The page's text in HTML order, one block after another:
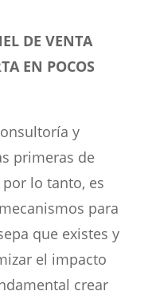
DE VENTA
EN POCOS
y
primeras de
lo tanto, es
para
que existes y
el impacto
crear